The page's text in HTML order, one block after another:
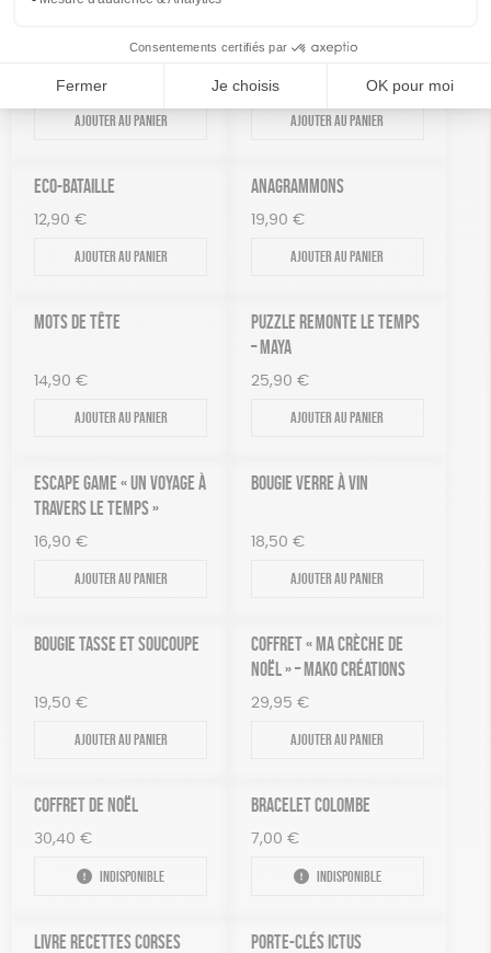
17,99 €
Ajouter au panier
TOUR D’ÉQUILIBRE
15,95
Ajouter au panier
ECO-BATAILLE
12,90 €
Ajouter au panier
ANAGRAMMONS
19,90 €
Ajouter au panier
MOTS DE TÊTE
14,90 €
Ajouter au panier
PUZZLE REMONTE LE TEMPS
– MAYA
25,90 €
Ajouter au panier
ESCAPE GAME « UN VOYAGE À
TRAVERS LE TEMPS »
16,90 €
Ajouter au panier
BOUGIE VERRE À VIN
18,50 €
Ajouter au panier
BOUGIE TASSE ET SOUCOUPE
19,50 €
Ajouter au panier
COFFRET « MA CRÈCHE DE
NOËL » – MAKO CRÉATIONS
29,95 €
Ajouter au panier
COFFRET DE NOËL
30,40 €
Indisponible
BRACELET COLOMBE
7,00 €
Indisponible
LIVRE RECETTES CORSES PORTE-CLÉS ICTUS